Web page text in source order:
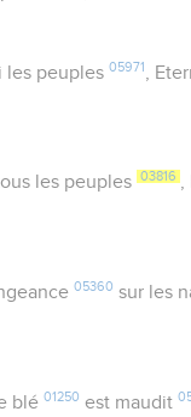
les peuples 05971 ,
les peuples 03816 ,
05360 sur les
blé 01250 est maudit